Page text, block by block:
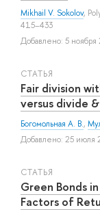
Mikhail V. Sokolov,
415–433
Добавлено: 5 ноября
СТАТЬЯ
Fair division
versus divide
Богомольная А. В.,
Добавлено: 25 июля
СТАТЬЯ
Green Bonds
Factors of